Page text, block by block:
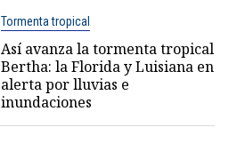
Tormenta tropical
Así avanza la tormenta tropical
Bertha: la Florida y Luisiana en
alerta por lluvias e
inundaciones